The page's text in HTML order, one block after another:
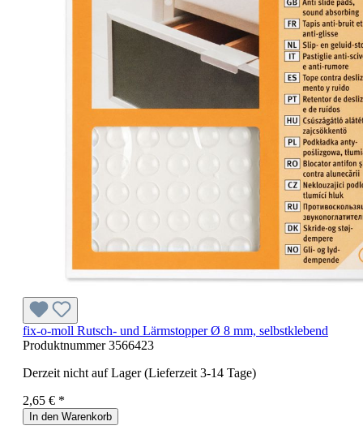
fix-o-moll Rutsch- und Lärmstopper Ø 8 mm, selbstklebend
Produktnummer3566423
Derzeit nicht auf Lager (Lieferzeit 3-14 Tage)
2,65 € *
In den Warenkorb